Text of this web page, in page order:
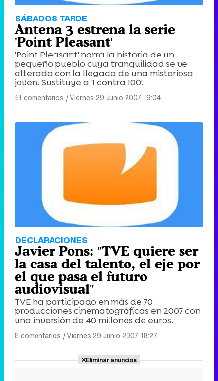
Canción ganadora de Eurovisión 2026: DARA con "Bangaranga" por Bulgaria
SÁBADOS TARDE
Antena 3 estrena la serie
'Point Pleasant'
'Point Pleasant' narra la historia de un
pequeño pueblo cuya tranquilidad se ve
alterada con la llegada de una misteriosa
joven. Sustituye a '1 contra 100'.
51 comentarios |Viernes 29 Junio 2007 19:04
DECLARACIONES
Javier Pons: "TVE quiere ser
la casa del talento, el eje por
el que pasa el futuro
audiovisual"
TVE ha participado en más de 70
producciones cinematográficas en 2007 con
una inversión de 40 millones de euros.
8 comentarios |Viernes 29 Junio 2007 18:27
Eliminar anuncios